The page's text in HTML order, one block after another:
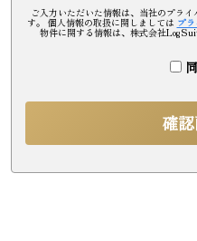
ご入力いただいた情報は、当社のプラ
す。 個人情報の取扱に関しましては プ
物件に関する情報は、株式会社
確